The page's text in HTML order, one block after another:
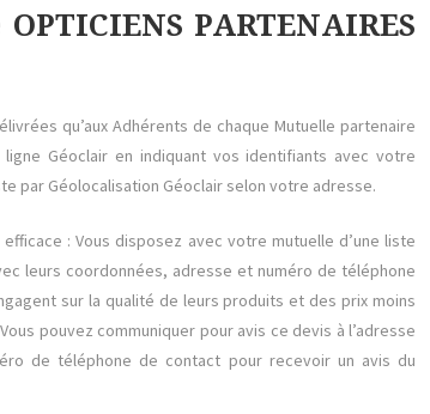
PARTENAIRES
qu’aux Adhérents de chaque Mutuelle partenaire
Géoclair en indiquant vos identifiants avec votre
par Géolocalisation Géoclair selon votre adresse.
: Vous disposez avec votre mutuelle d’une liste
leurs coordonnées, adresse et numéro de téléphone
sur la qualité de leurs produits et des prix moins
pouvez communiquer pour avis ce devis à l’adresse
de téléphone de contact pour recevoir un avis du